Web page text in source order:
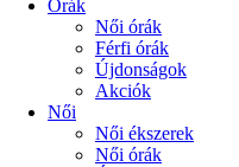
Órák
Női órák
Férfi órák
Újdonságok
Akciók
Női
Női ékszerek
Női órák